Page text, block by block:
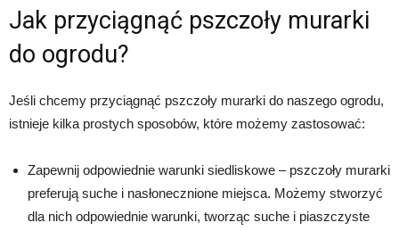
Jak przyciągnąć pszczoły murarki
do ogrodu?
Jeśli chcemy przyciągnąć pszczoły murarki do naszego ogrodu,
istnieje kilka prostych sposobów, które możemy zastosować:
Zapewnij odpowiednie warunki siedliskowe – pszczoły murarki
preferują suche i nasłonecznione miejsca. Możemy stworzyć
dla nich odpowiednie warunki, tworząc suche i piaszczyste